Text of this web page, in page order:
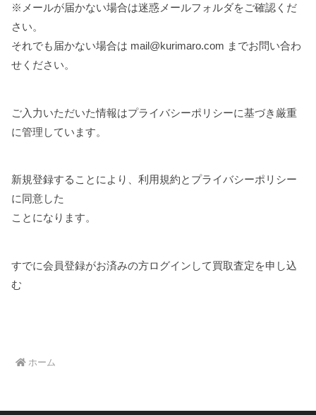
※メールが届かない場合は迷惑メールフォルダをご確認くだ
さい。
それでも届かない場合は mail@kurimaro.com までお問い合わ
せください。
ご入力いただいた情報はプライバシーポリシーに基づき厳重
に管理しています。
新規登録することにより、 利用規約と プライバシーポリシー
に同意した
ことになります。
すでに会員登録がお済みの方ログインして買取査定を申し込
む
ホーム